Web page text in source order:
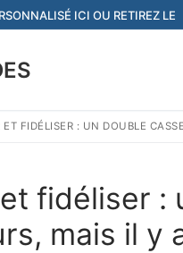
ICI OU RETIREZ LE
ET FIDÉLISER : UN DOUBLE
fidéliser :
mais il y